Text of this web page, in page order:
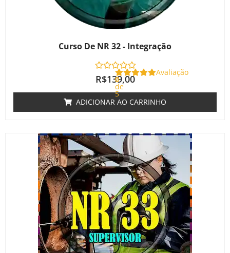
Curso De NR 32 - Integração
Avaliação
0
de
5
R$139,00
ADICIONAR AO CARRINHO